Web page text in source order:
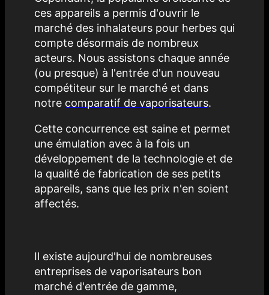
ces appareils a permis d'ouvrir le
marché des inhalateurs pour herbes qui
compte désormais de nombreux
acteurs. Nous assistons chaque année
(ou presque) à l'entrée d'un nouveau
compétiteur sur le marché et dans
notre comparatif de vaporisateurs.
Cette concurrence est saine et permet
une émulation avec à la fois un
développement de la technologie et de
la qualité de fabrication de ses petits
appareils, sans que les prix n'en soient
affectés.
Il existe aujourd'hui de nombreuses
entreprises de vaporisateurs bon
marché d'entrée de gamme,